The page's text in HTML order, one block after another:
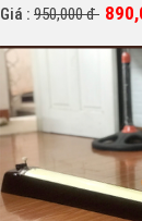
Giá : 950,000 đ